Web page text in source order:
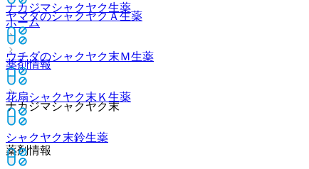
ナカジマシャクヤク生薬
ホーム
薬剤情報
ナカジマシャクヤク末
ヤマダのシャクヤクＡ生薬
ウチダのシャクヤク末Ｍ生薬
花扇シャクヤク末Ｋ 生薬
シャクヤク末鈴生薬
薬剤情報